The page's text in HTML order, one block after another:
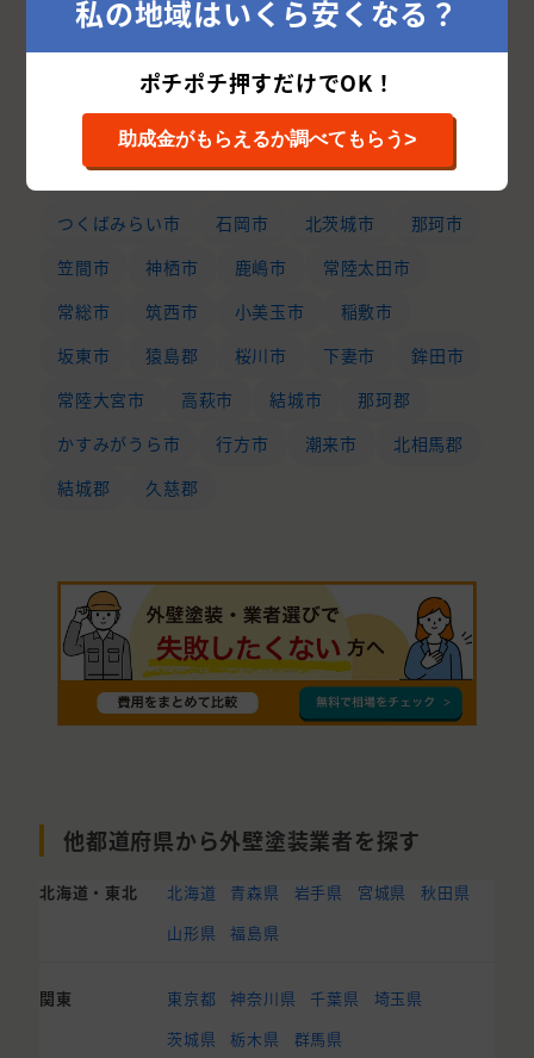
茨城県の市区町村から外壁塗装業者を探す
つくば市 日立市
古河市
ひたちなか市
取手市 龍ケ崎市
土浦市
つくばみらい市
石岡市 北茨城市
那珂市
笠間市
神栖市 鹿嶋市
常陸太田市
常総市
筑西市 小美玉市
稲敷市
坂東市
猿島郡 桜川市 下妻市
鉾田市
常陸大宮市
高萩市 結城市
那珂郡
かすみがうら市
行方市 潮来市
北相馬郡
結城郡
久慈郡
他都道府県から外壁塗装業者を探す
北海道・東北 北海道 青森県 岩手県 宮城県
秋田県
山形県
福島県
関東 東京都 神奈川県 千葉県
埼玉県
茨城県
栃木県 群馬県
私の地域はいくら安くなる？
ポチポチ押すだけでOK！
助成金がもらえるか調べてもらう>